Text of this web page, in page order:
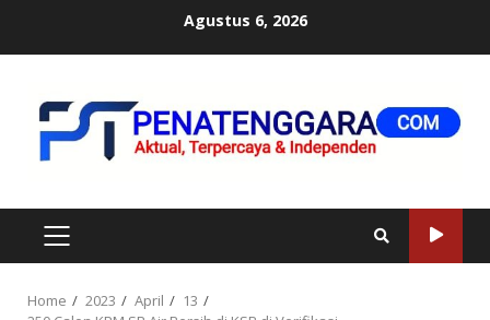
Agustus 6, 2026
PRIMARY
MENU
Home 2023 April
13